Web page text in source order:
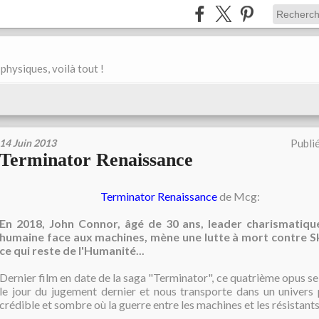
voilà tout !
14 Juin 2013
Terminator Renaissance
Terminator Renaissancede Mcg:
En 2018, John Connor, âgé de 30 ans, leader
humaine face aux machines, mène une lutte à mort contre
ce qui reste de l'Humanité...
Dernier film en date de la saga "Terminator", ce quatrième opus
le jour du jugement dernier et nous transporte dans un
crédible et sombre où la guerre entre les machines et les